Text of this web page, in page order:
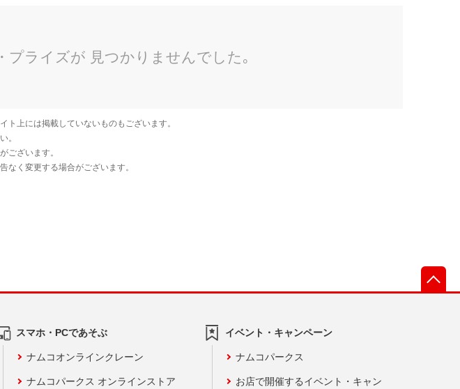
スマホ・PCであそぶ
ナムコオンラインクレーン
ナムコパークス オンラインストア
イベント・キャンペーン
ナムコパークス
お店で開催するイベント・キャン